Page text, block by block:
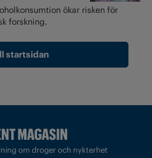
ökar risken för
forskning.
startsidan
om droger och nykterhet